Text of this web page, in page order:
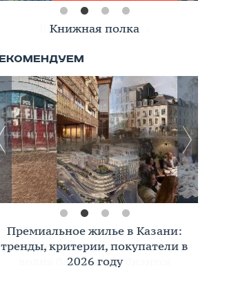
Книжная полка
Премиальное жилье в Казани:
тренды, критерии, покупатели в
2026 году